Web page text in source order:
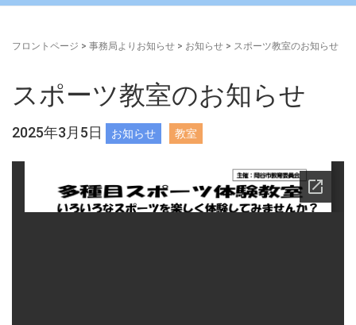
フロントページ > 事務局よりお知らせ > お知らせ > スポーツ教室のお知らせ
スポーツ教室のお知らせ
2025年3月5日 お知らせ 教室